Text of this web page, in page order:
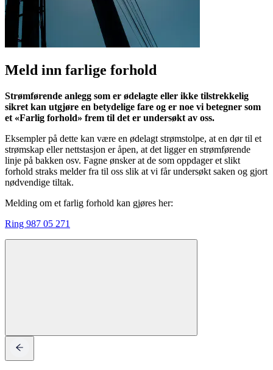
Meld inn farlige forhold
Strømførende anlegg som er ødelagte eller ikke tilstrekkelig
sikret kan utgjøre en betydelige fare og er noe vi betegner som
et «Farlig forhold» frem til det er undersøkt av oss.
Eksempler på dette kan være en ødelagt strømstolpe, at en dør til et
strømskap eller nettstasjon er åpen, at det ligger en strømførende
linje på bakken osv. Fagne ønsker at de som oppdager et slikt
forhold straks melder fra til oss slik at vi får undersøkt saken og gjort
nødvendige tiltak.
Melding om et farlig forhold kan gjøres her:
Ring 987 05 271